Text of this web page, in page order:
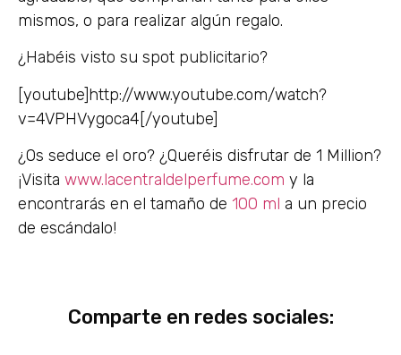
mismos, o para realizar algún regalo.
¿Habéis visto su spot publicitario?
[youtube]http://www.youtube.com/watch?
v=4VPHVygoca4[/youtube]
¿Os seduce el oro? ¿Queréis disfrutar de 1 Million?
¡Visita www.lacentraldelperfume.com y la
encontrarás en el tamaño de 100 ml a un precio
de escándalo!
Comparte en redes sociales: